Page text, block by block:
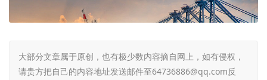
大部分文章属于原创，也有极少数内容摘自网上，如有侵权，
请贵方把自己的内容地址发送邮件至64736886@qq.com反